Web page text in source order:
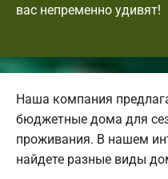
вас непременно удивят!
Наша компания
бюджетные дома для
проживания. В нашем
найдете разные виды